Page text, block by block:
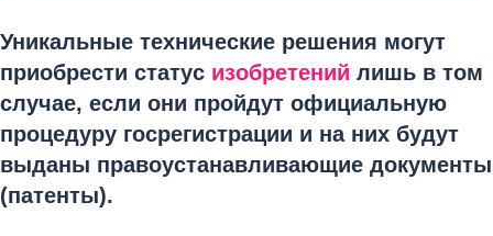
Уникальные технические решения могут
приобрести статус изобретений лишь в том
случае, если они пройдут официальную
процедуру госрегистрации и на них будут
выданы правоустанавливающие документы
(патенты).